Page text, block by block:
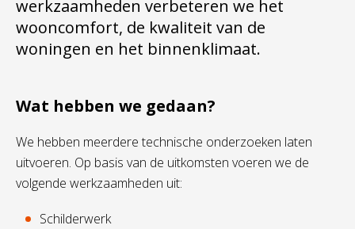
werkzaamheden verbeteren we het
wooncomfort, de kwaliteit van de
woningen en het binnenklimaat.
Wat hebben we gedaan?
We hebben meerdere technische onderzoeken laten
uitvoeren. Op basis van de uitkomsten voeren we de
volgende werkzaamheden uit:
Schilderwerk